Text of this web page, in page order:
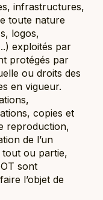
infrastructures,
toute nature
logos,
exploités par
protégés par
ou droits des
en vigueur.
copies et
reproduction,
de l’un
tout ou partie,
sont
l’objet de